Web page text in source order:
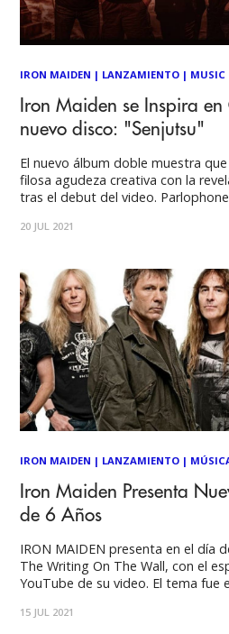
IRON MAIDEN | LANZAMIENTO | MUSIC
Iron Maiden se Inspira
nuevo disco: "Senjutsu"
El nuevo álbum doble muestra
filosa agudeza creativa con la
tras el debut del video.
de IRON MAIDEN, Senjutsu, su
20 JUL 2021
IRON MAIDEN | LANZAMIENTO |
Iron Maiden Presenta
de 6 Años
IRON MAIDEN presenta en el día
The Writing On The Wall, con el
YouTube de su video. El tema fue
producido por Kevin Shirley y co-
15 JUL 2021